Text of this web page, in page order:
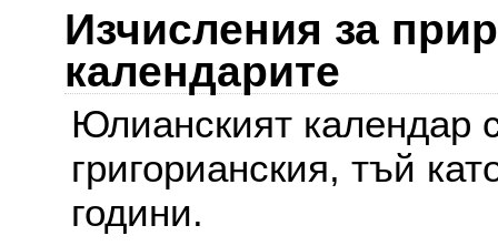
Изчисления за
календарите
Юлианският календар
григорианския, тъй
години.